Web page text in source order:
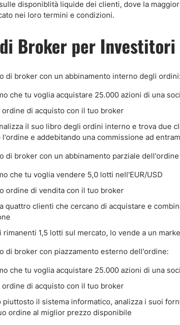
disponiblità liquide dei clienti, dove la
nei loro termini e condizioni.
Broker per Investitori
di broker con un abbinamento interno degli ordini:
che tu voglia acquistare 25.000 azioni di una
ordine di acquisto con il tuo broker
il suo libro degli ordini interno e trova due
l'ordine e addebitando una commissione ad
di broker con un abbinamento parziale
che tu voglia vendere 5,0 lotti nell'EUR/USD
ordine di vendita con il tuo broker
quattro clienti che cercano di acquistare e
rimanenti 1,5 lotti sul mercato, lo vende a un
di broker con piazzamento esterno dell'ordine:
che tu voglia acquistare 25.000 azioni di una
ordine di acquisto con il tuo broker
piuttosto il sistema informatico, analizza i suoi
ordine al miglior prezzo disponibile